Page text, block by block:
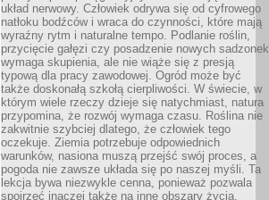
układ nerwowy. Człowiek odrywa się od cyfrowego
natłoku bodźców i wraca do czynności, które mają
wyraźny rytm i naturalne tempo. Podlanie roślin,
przycięcie gałęzi czy posadzenie nowych sadzonek
wymaga skupienia, ale nie wiąże się z presją
typową dla pracy zawodowej. Ogród może być
także doskonałą szkołą cierpliwości. W świecie, w
którym wiele rzeczy dzieje się natychmiast, natura
przypomina, że rozwój wymaga czasu. Roślina nie
zakwitnie szybciej dlatego, że człowiek tego
oczekuje. Ziemia potrzebuje odpowiednich
warunków, nasiona muszą przejść swój proces, a
pogoda nie zawsze układa się po naszej myśli. Ta
lekcja bywa niezwykle cenna, ponieważ pozwala
spojrzeć inaczej także na inne obszary życia.